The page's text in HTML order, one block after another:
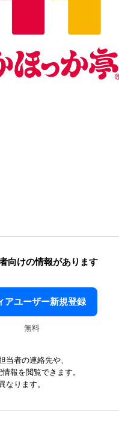
向けの情報があります
アユーザー新規登録
無料
当者の連絡先や、
報を閲覧できます。
ります。